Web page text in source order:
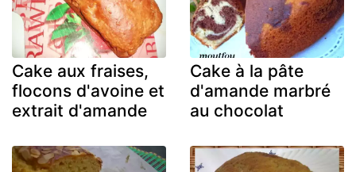
Cake aux fraises,
flocons d'avoine et
extrait d'amande
Cake à la pâte
d'amande marbré
au chocolat